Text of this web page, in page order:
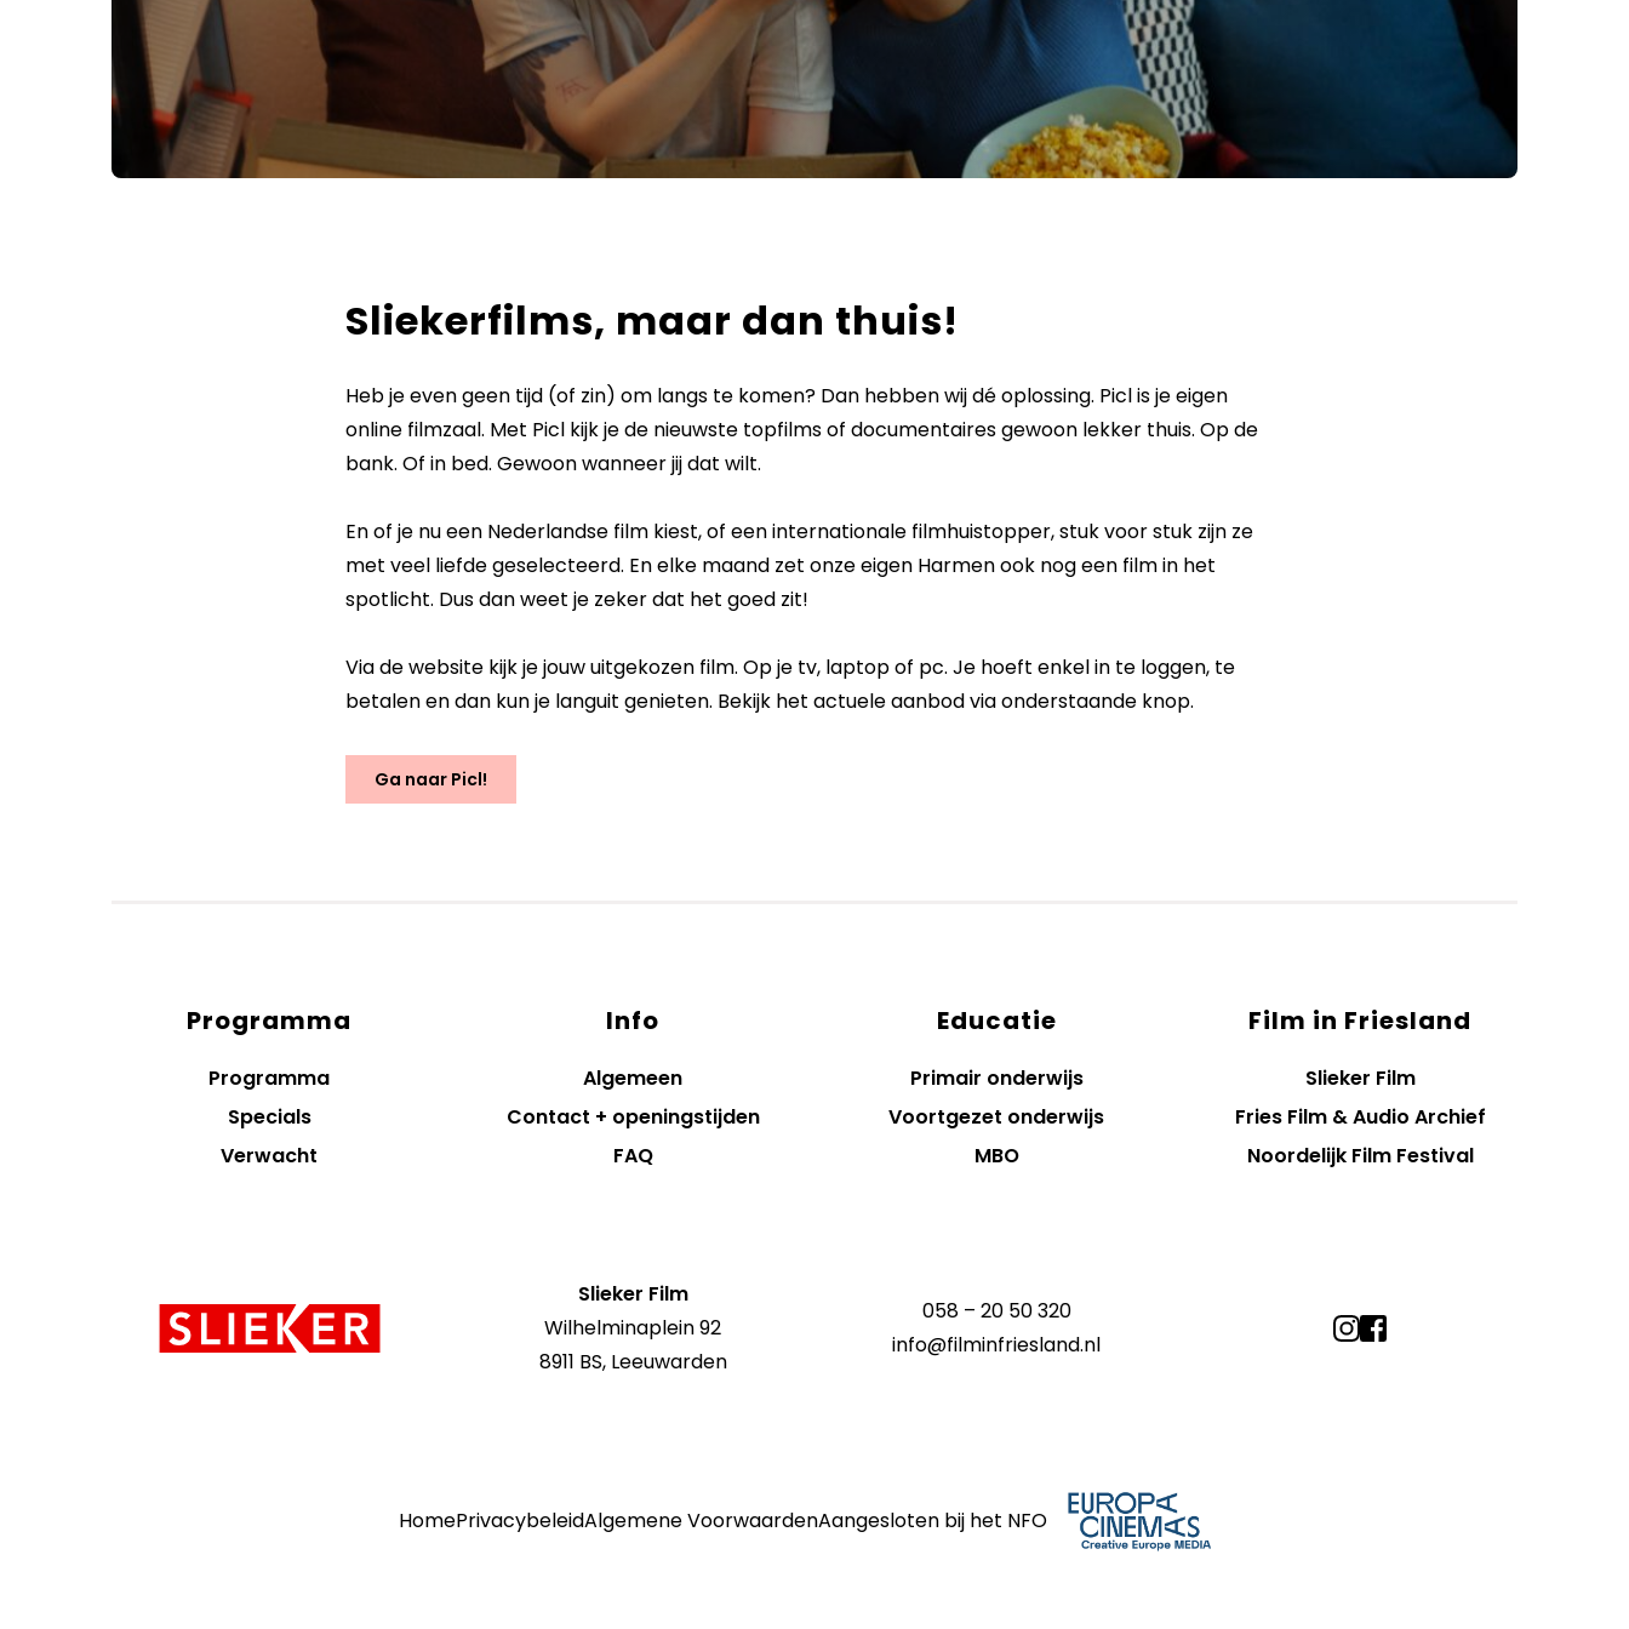
Sliekerfilms, maar dan thuis!
Heb je even geen tijd (of zin) om langs te komen? Dan hebben wij dé oplossing. Picl is je eigen
online filmzaal. Met Picl kijk je de nieuwste topfilms of documentaires gewoon lekker thuis. Op de
bank. Of in bed. Gewoon wanneer jij dat wilt.
En of je nu een Nederlandse film kiest, of een internationale filmhuistopper, stuk voor stuk zijn ze
met veel liefde geselecteerd. En elke maand zet onze eigen Harmen ook nog een film in het
spotlicht. Dus dan weet je zeker dat het goed zit!
Via de website kijk je jouw uitgekozen film. Op je tv, laptop of pc. Je hoeft enkel in te loggen, te
betalen en dan kun je languit genieten. Bekijk het actuele aanbod via onderstaande knop.
Ga naar Picl!
DienstenProgramma
Programma
Specials
Verwacht
Info
Algemeen
Contact + openingstijden
FAQ
Educatie
Primair onderwijs
Voortgezet onderwijs
MBO
Film in Friesland
Slieker Film
Fries Film & Audio Archief
Noordelijk Film Festival
informatie
Slieker Film
Wilhelminaplein 92
8911 BS, Leeuwarden
058 – 20 50 320
info@filminfriesland.nl
HomePrivacybeleidAlgemene VoorwaardenAangesloten bij het NFO